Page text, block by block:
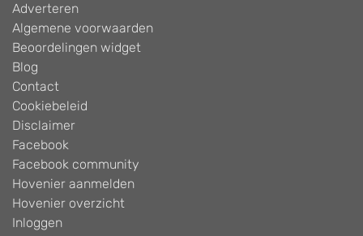
Adverteren
Algemene voorwaarden
Beoordelingen widget
Blog
Contact
Cookiebeleid
Disclaimer
Facebook
Facebook community
Hovenier aanmelden
Hovenier overzicht
Inloggen